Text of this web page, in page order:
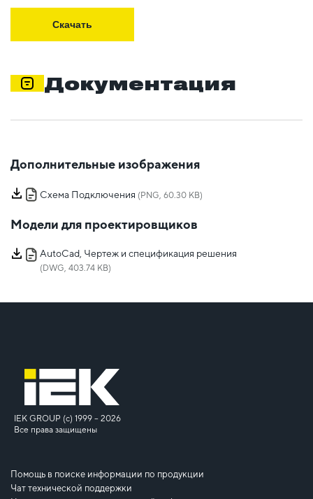
Скачать
Документация
Дополнительные изображения
Схема Подключения (PNG, 60.30 KB)
Модели для проектировщиков
AutoCad, Чертеж и спецификация решения
(DWG, 403.74 KB)
IEK GROUP (c) 1999 – 2026
Все права защищены
Помощь в поиске информации по продукции
Чат технической поддержки